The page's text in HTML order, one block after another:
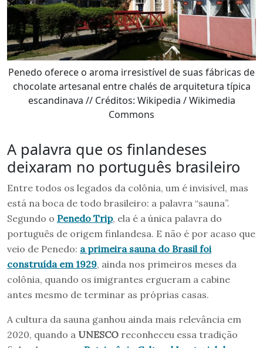
Penedo oferece o aroma irresistível de suas fábricas de
chocolate artesanal entre chalés de arquitetura típica
escandinava // Créditos: Wikipedia / Wikimedia
Commons
A palavra que os finlandeses
deixaram no português brasileiro
Entre todos os legados da colônia, um é invisível, mas
está na boca de todo brasileiro: a palavra “sauna”.
Segundo o Penedo Trip, ela é a única palavra do
português de origem finlandesa. E não é por acaso que
veio de Penedo: a primeira sauna do Brasil foi
construída em 1929, ainda nos primeiros meses da
colônia, quando os imigrantes ergueram a cabine
antes mesmo de terminar as próprias casas.
A cultura da sauna ganhou ainda mais relevância em
2020, quando a UNESCO reconheceu essa tradição